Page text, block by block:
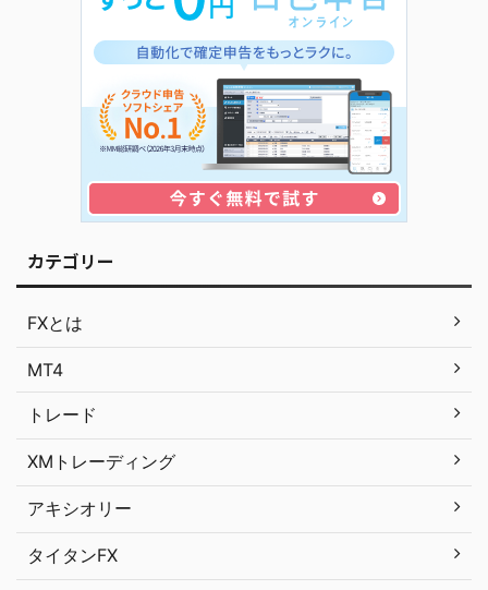
カテゴリー
FXとは
MT4
トレード
XMトレーディング
アキシオリー
タイタンFX